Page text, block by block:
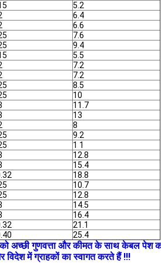
5.2
6.4
6.6
7.6
9.4
5.5
7.2
7.2
8.5
10
11.7
13
8
9.2
1 1
12.8
15.4
18.8
10.7
12.8
14.5
16.4
21.1
25.4
को अच्छी गुणवत्ता और कीमत के साथ केबल
में ग्राहकों का स्वागत करते हैं !!!